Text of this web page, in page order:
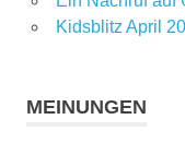
Kidsblitz April
MEINUNGEN